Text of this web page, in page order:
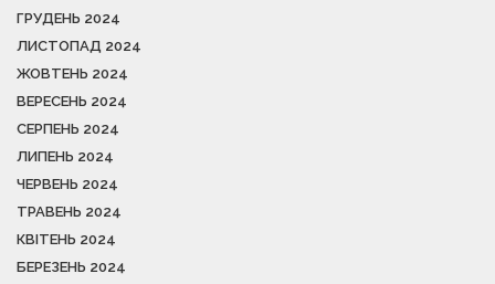
ГРУДЕНЬ 2024
ЛИСТОПАД 2024
ЖОВТЕНЬ 2024
ВЕРЕСЕНЬ 2024
СЕРПЕНЬ 2024
ЛИПЕНЬ 2024
ЧЕРВЕНЬ 2024
ТРАВЕНЬ 2024
КВІТЕНЬ 2024
БЕРЕЗЕНЬ 2024